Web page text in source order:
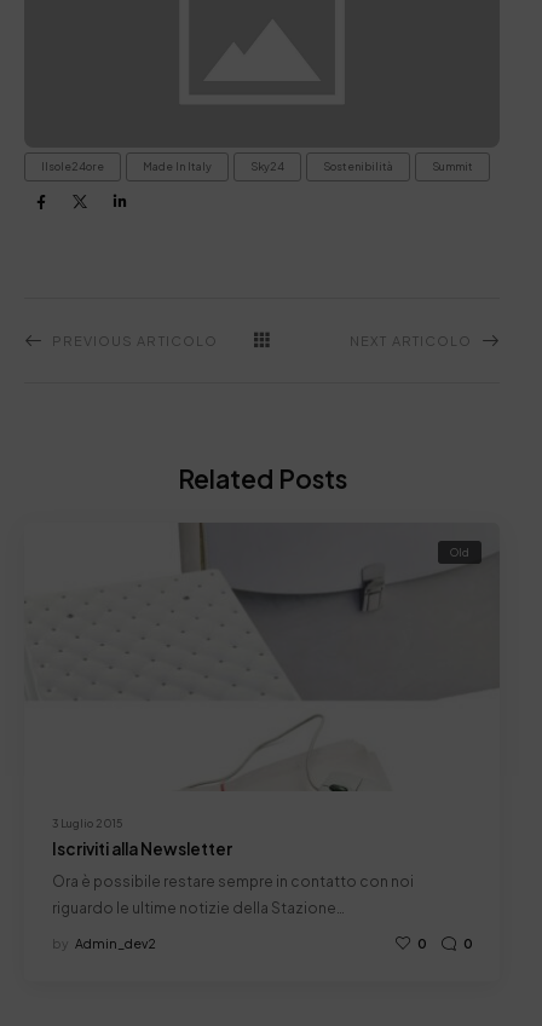
Ilsole24ore Made In Italy Sky24 Sostenibilità Summit
PREVIOUS ARTICOLO NEXT ARTICOLO
Related Posts
3 Luglio 2015
Old
Iscriviti alla Newsletter
Ora è possibile restare sempre in contatto con noi
riguardo le ultime notizie della Stazione…
by Admin_dev2 0 0